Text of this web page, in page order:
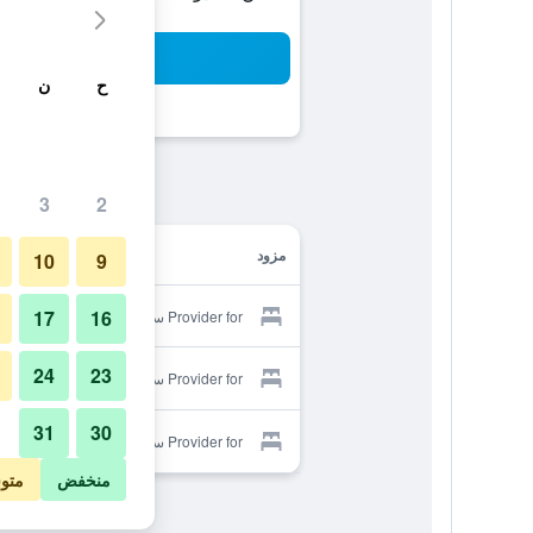
مزود
Provider for سوبر ستاي بلس
Provider for سوبر ستاي بلس
Provider for سوبر ستاي بلس
ح ن
2
3
9
10
16
17
23
24
30
31
منخفض